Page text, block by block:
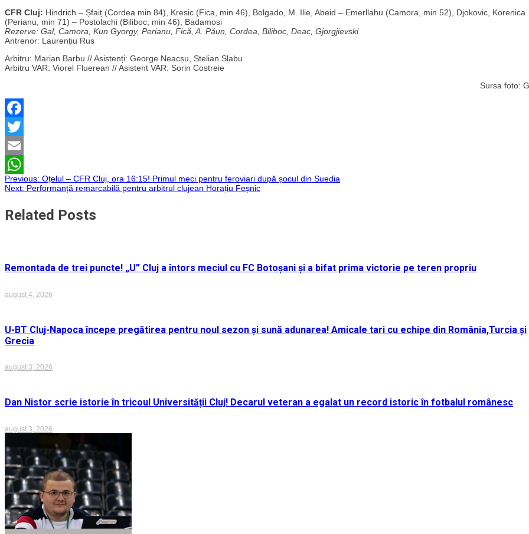
CFR Cluj: Hindrich – Șfaiț (Cordea min 84), Kresic (Fica, min 46), Bolgado, M. Ilie, Abeid – Emerllahu (Camora, min 52), Djokovic, Korenica
(Perianu, min 71) – Postolachi (Biliboc, min 46), Badamosi
Rezerve: Gal, Camora, Kun Gyorgy, Perianu, Fică, A. Păun, Cordea, Biliboc, Deac, Gjorgjievski
Antrenor: Laurențiu Rus
Arbitru: Marian Barbu // Asistenți: George Neacșu, Stelian Slabu
Arbitru VAR: Viorel Fluerean // Asistent VAR: Sorin Costreie
Sursa foto:
Facebook
Twitter
Email
WhatsApp
Navigare
în
Previous: Oțelul – CFR Cluj, ora 16:15! Primul meci pentru feroviari după șocul din Suedia
Next: Performanță remarcabilă pentru arbitrul clujean Horațiu Feșnic
Related Posts
Remontada de trei puncte! „U” Cluj a întors meciul cu FC Botoșani și a bifat prima victorie pe teren propriu
august 4, 2026
U-BT Cluj-Napoca începe pregătirea pentru noul sezon și sună adunarea! Amicale tari cu echipe din România,Turcia și
Grecia
august 3, 2026
Dan Nistor scrie istorie în tricoul Universității Cluj! Decarul veteran a egalat un record istoric în fotbalul românesc
august 3, 2026